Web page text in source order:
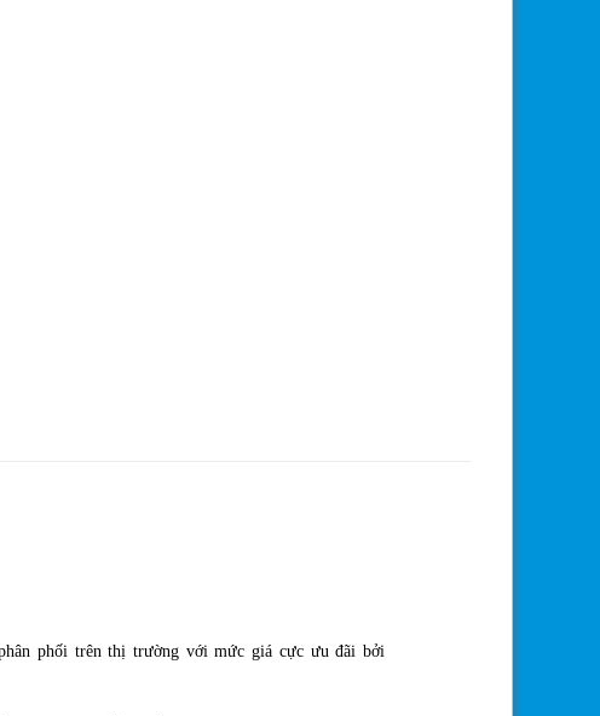
phối trên thị trường với mức giá cực ưu đãi bởi